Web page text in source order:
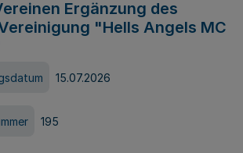
Ergänzung des
"Hells Angels MC
15.07.2026
195